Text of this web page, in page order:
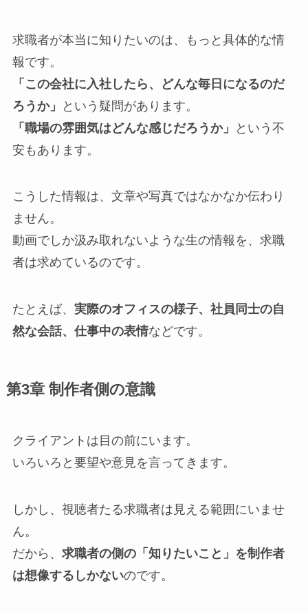
求職者が本当に知りたいのは、もっと具体的な情
報です。
「この会社に入社したら、どんな毎日になるのだ
ろうか」
という疑問があります。
「職場の雰囲気はどんな感じだろうか」
という不
安もあります。
こうした情報は、文章や写真ではなかなか伝わり
ません。
動画でしか汲み取れないような生の情報を、求職
者は求めているのです。
たとえば、 実際のオフィスの様子、社員同士の自
然な会話、仕事中の表情などです。
第3章 制作者側の意識
クライアントは目の前にいます。
いろいろと要望や意見を言ってきます。
しかし、視聴者たる求職者は見える範囲にいませ
ん。
だから、 求職者の側の「知りたいこと」を制作者
は想像するしかないのです。